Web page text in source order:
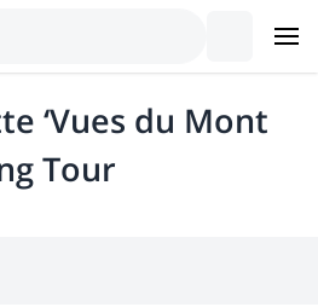
‘Vues du Mont
Tour